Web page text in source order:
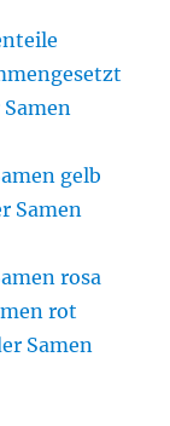
gelb
Samen
rosa
rot
Samen